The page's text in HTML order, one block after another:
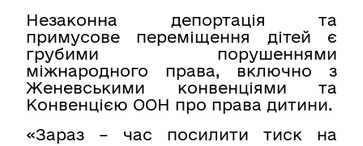
Незаконна депортація та
примусове переміщення дітей є
грубими порушеннями
міжнародного права, включно з
Женевськими конвенціями та
Конвенцією ООН про права дитини.
«Зараз – час посилити тиск на